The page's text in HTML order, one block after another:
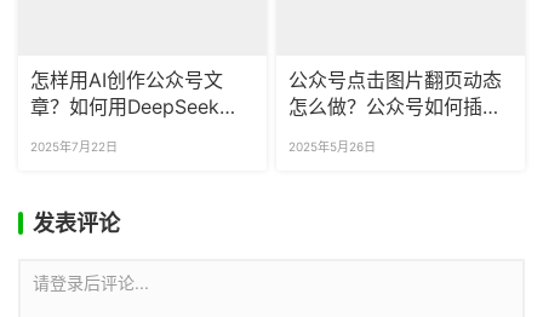
怎样用AI创作公众号文
章？如何用DeepSeek给
2025年7月22日
公众号点击图片翻页动态
怎么做？公众号如何插入
2025年5月26日
发表评论
请登录后评论...